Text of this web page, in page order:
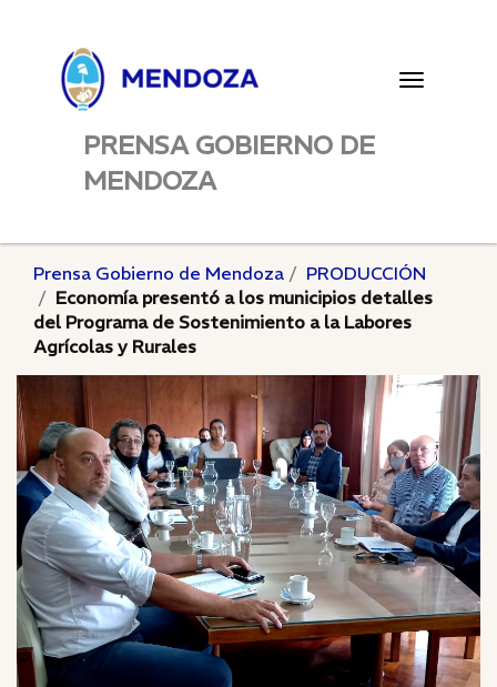
Toggle
PRENSA GOBIERNO DE
MENDOZA
Prensa Gobierno de Mendoza
PRODUCCIÓN
Economía presentó a los municipios detalles
del Programa de Sostenimiento a la Labores
Agrícolas y Rurales